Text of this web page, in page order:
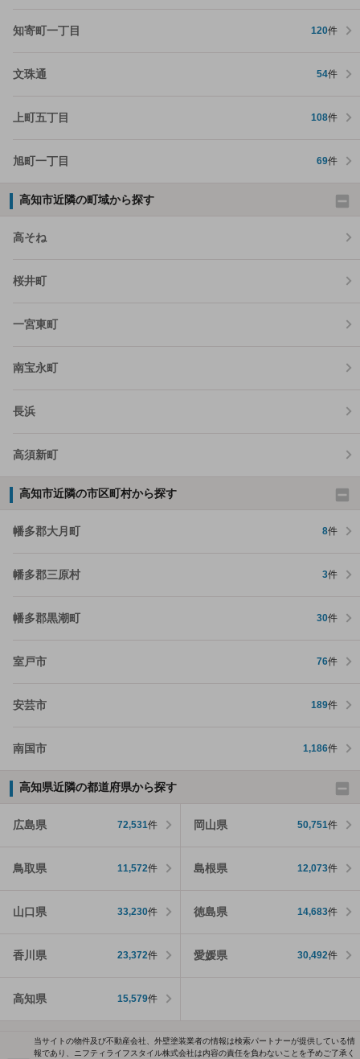
知寄町一丁目 120件
文珠通 54件
上町五丁目 108件
旭町一丁目 69件
高知市近隣の町域から探す
高そね
桜井町
一宮東町
南宝永町
長浜
高須新町
高知市近隣の市区町村から探す
幡多郡大月町 8件
幡多郡三原村 3件
幡多郡黒潮町 30件
室戸市 76件
安芸市 189件
南国市 1,186件
高知県近隣の都道府県から探す
広島県 72,531件 岡山県 50,751件
鳥取県 11,572件 島根県 12,073件
山口県 33,230件 徳島県 14,683件
香川県 23,372件 愛媛県 30,492件
高知県 15,579件
当サイトの物件及び不動産会社、外壁塗装業者の情報は検索パートナーが提供している情
報であり、ニフティライフスタイル株式会社は内容の責任を負わないことを予めご了承く